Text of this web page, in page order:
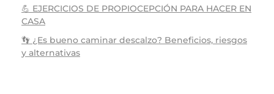
💪 EJERCICIOS DE PROPIOCEPCIÓN PARA HACER EN
CASA
👣 ¿Es bueno caminar descalzo? Beneficios, riesgos
y alternativas